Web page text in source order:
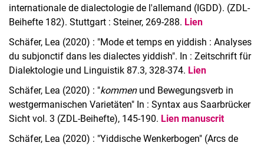
internationale de dialectologie de l'allemand (IGDD). (ZDL-
Beihefte 182). Stuttgart : Steiner, 269-288. Lien
Schäfer, Lea (2020) : "Mode et temps en yiddish : Analyses
du subjonctif dans les dialectes yiddish". In : Zeitschrift für
Dialektologie und Linguistik 87.3, 328-374. Lien
Schäfer, Lea (2020) : "kommenund Bewegungsverb in
westgermanischen Varietäten" In : Syntax aus Saarbrücker
Sicht vol. 3 (ZDL-Beihefte), 145-190. Lien manuscrit
Schäfer, Lea (2020) : "Yiddische Wenkerbogen" (Arcs de